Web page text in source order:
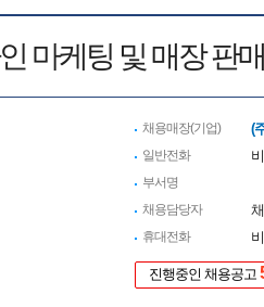
마케팅 및 매장 판
채용매장(기업) (
일반전화
부서명
채용담당자
휴대전화
진행중인 채용공고